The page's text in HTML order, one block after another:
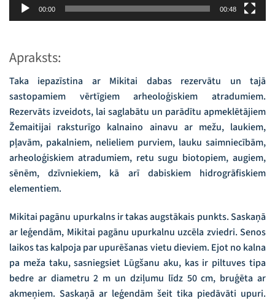
00:00 00:48
Apraksts:
Taka iepazīstina ar Mikitai dabas rezervātu un tajā
sastopamiem vērtīgiem arheoloģiskiem atradumiem.
Rezervāts izveidots, lai saglabātu un parādītu apmeklētājiem
Žemaitijai raksturīgo kalnaino ainavu ar mežu, laukiem,
pļavām, pakalniem, nelieliem purviem, lauku saimniecībām,
arheoloģiskiem atradumiem, retu sugu biotopiem, augiem,
sēnēm, dzīvniekiem, kā arī dabiskiem hidrogrāfiskiem
elementiem.
Mikitai pagānu upurkalns ir takas augstākais punkts. Saskaņā
ar leģendām, Mikitai pagānu upurkalnu uzcēla zviedri. Senos
laikos tas kalpoja par upurēšanas vietu dieviem. Ejot no kalna
pa meža taku, sasniegsiet Lūgšanu aku, kas ir piltuves tipa
bedre ar diametru 2 m un dziļumu līdz 50 cm, bruģēta ar
akmeņiem. Saskaņā ar leģendām šeit tika piedāvāti upuri.